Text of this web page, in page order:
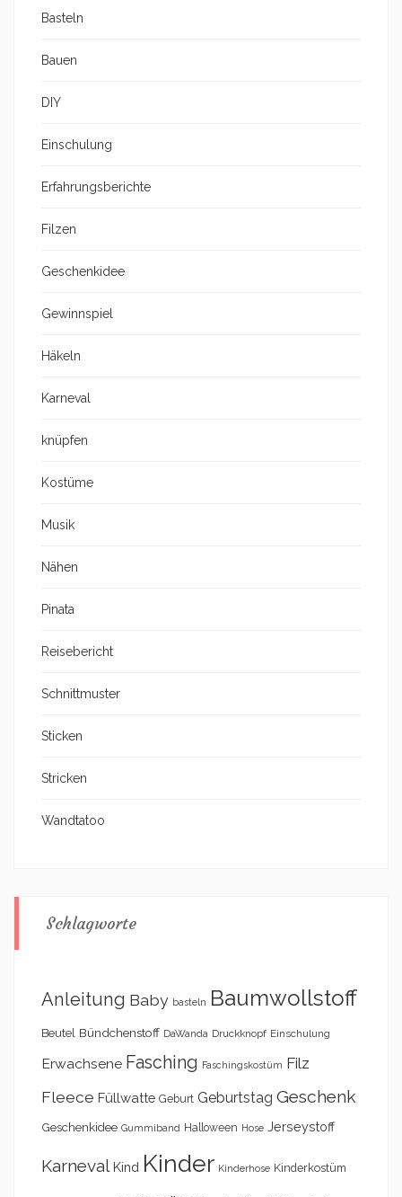
Basteln
Bauen
DIY
Einschulung
Erfahrungsberichte
Filzen
Geschenkidee
Gewinnspiel
Häkeln
Karneval
knüpfen
Kostüme
Musik
Nähen
Pinata
Reisebericht
Schnittmuster
Sticken
Stricken
Wandtatoo
Schlagworte
Anleitung Baby basteln Baumwollstoff
Beutel Bündchenstoff DaWanda Druckknopf Einschulung
Erwachsene Fasching Faschingskostüm Filz
Fleece Füllwatte Geburt Geburtstag Geschenk
Geschenkidee Gummiband Halloween Hose Jerseystoff
Karneval Kind Kinder Kinderhose Kinderkostüm